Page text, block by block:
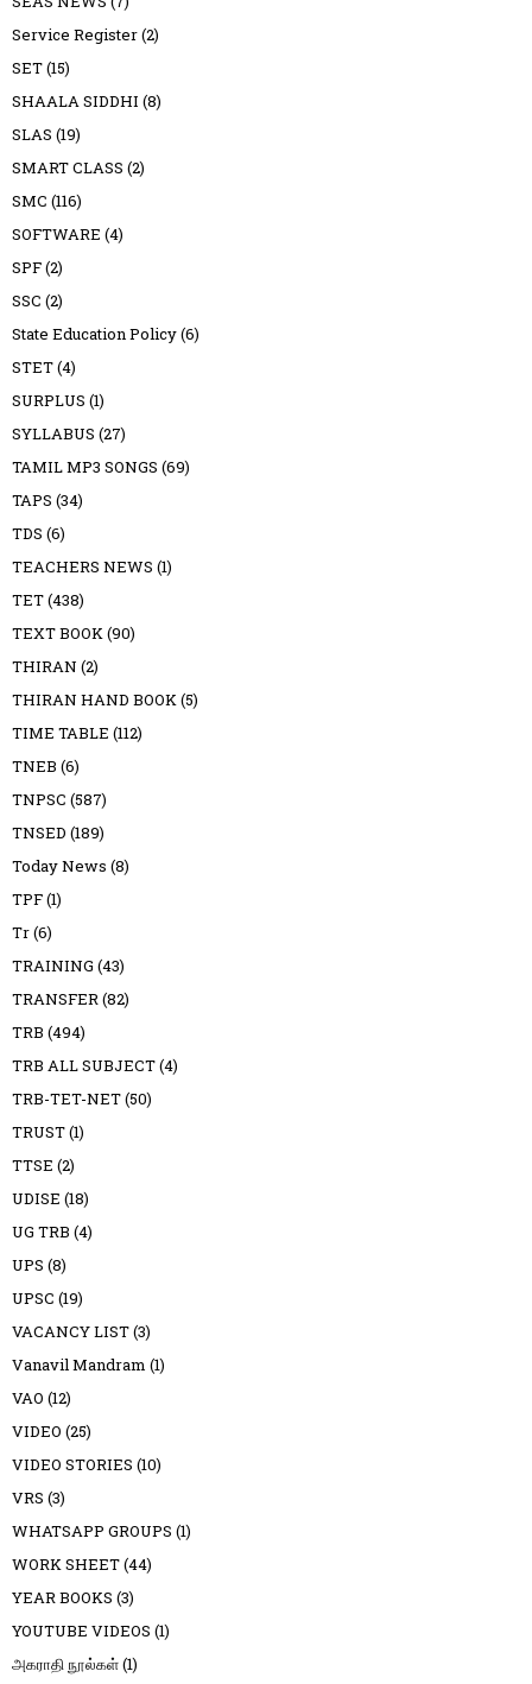
Service Register(2)
SET(15)
SHAALA SIDDHI (8)
SLAS (19)
SMART CLASS (2)
SMC (116)
SOFTWARE (4)
SPF(2)
SSC (2)
State Education Policy(6)
STET(4)
SURPLUS (1)
SYLLABUS (27)
TAMIL MP3 SONGS (69)
TAPS (34)
TDS (6)
TEACHERS NEWS (1)
TET(438)
TEXT BOOK(90)
THIRAN (2)
THIRAN HAND BOOK(5)
TIME TABLE (112)
TNEB (6)
TNPSC (587)
TNSED (189)
Today News (8)
TPF(1)
Tr(6)
TRAINING (43)
TRANSFER(82)
TRB (494)
TRB ALL SUBJECT(4)
TRB-TET-NET(50)
TRUST(1)
TTSE (2)
UDISE (18)
UG TRB (4)
UPS (8)
UPSC (19)
VACANCY LIST(3)
Vanavil Mandram (1)
VAO (12)
VIDEO (25)
VIDEO STORIES (10)
VRS (3)
WHATSAPP GROUPS (1)
WORK SHEET(44)
YEAR BOOKS (3)
YOUTUBE VIDEOS (1)
அகராதி நூல்கள்(1)